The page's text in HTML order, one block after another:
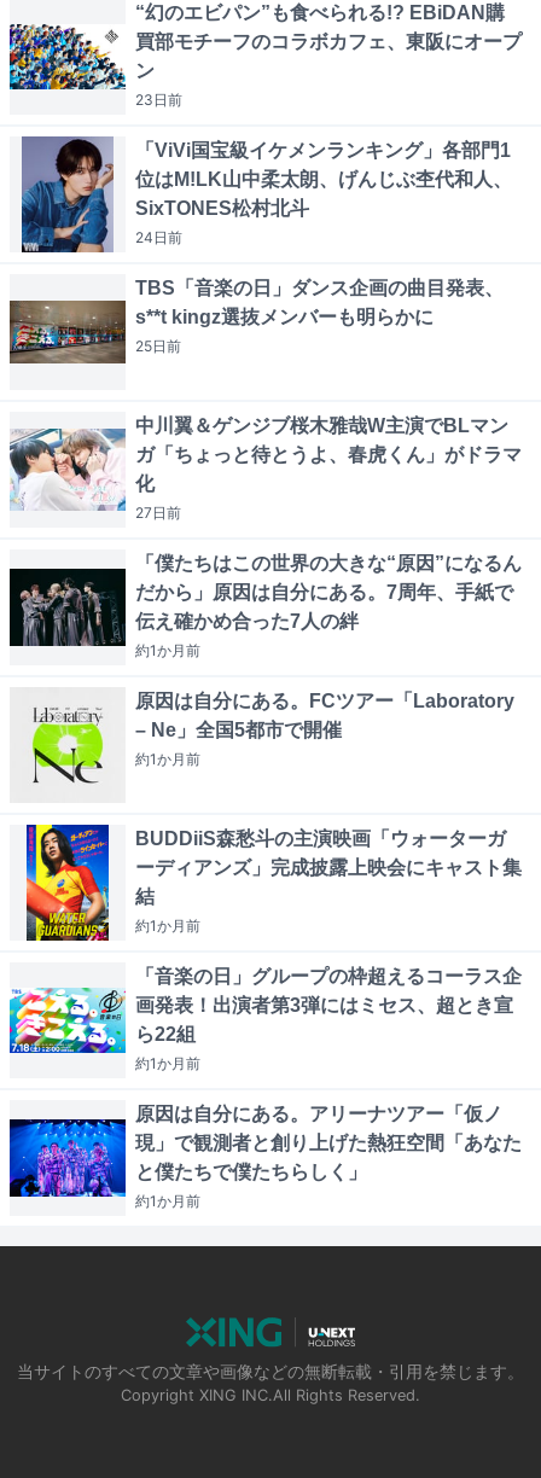
“幻のエビパン”も食べられる!? EBiDAN購
買部モチーフのコラボカフェ、東阪にオープ
ン
23日前
「ViVi国宝級イケメンランキング」各部門1
位はM!LK山中柔太朗、げんじぶ杢代和人、
SixTONES松村北斗
24日前
TBS「音楽の日」ダンス企画の曲目発表、
s**t kingz選抜メンバーも明らかに
25日前
中川翼＆ゲンジブ桜木雅哉W主演でBLマン
ガ「ちょっと待とうよ、春虎くん」がドラマ
化
27日前
「僕たちはこの世界の大きな“原因”になるん
だから」原因は自分にある。7周年、手紙で
伝え確かめ合った7人の絆
約1か月前
原因は自分にある。FCツアー「Laboratory
– Ne」全国5都市で開催
約1か月前
BUDDiiS森愁斗の主演映画「ウォーターガ
ーディアンズ」完成披露上映会にキャスト集
結
約1か月前
「音楽の日」グループの枠超えるコーラス企
画発表！出演者第3弾にはミセス、超とき宣
ら22組
約1か月前
原因は自分にある。アリーナツアー「仮ノ
現」で観測者と創り上げた熱狂空間「あなた
と僕たちで僕たちらしく」
約1か月前
当サイトのすべての文章や画像などの無断転載・引用を禁じます。
Copyright XING INC.All Rights Reserved.